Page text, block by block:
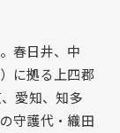
春日井、中
に拠る上四郡
愛知、知多
守護代・織田